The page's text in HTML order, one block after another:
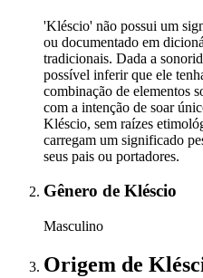
'Kléscio' não possui um
ou documentado em
tradicionais. Dada a
possível inferir que ele
combinação de elementos
com a intenção de soar
Kléscio, sem raízes
carregam um significado
seus pais ou portadores.
Gênero de Kléscio
Masculino
Origem de